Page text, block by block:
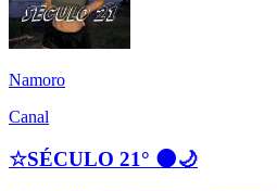
Namoro
Canal
☆SÉCULO 21° 🌑🌙